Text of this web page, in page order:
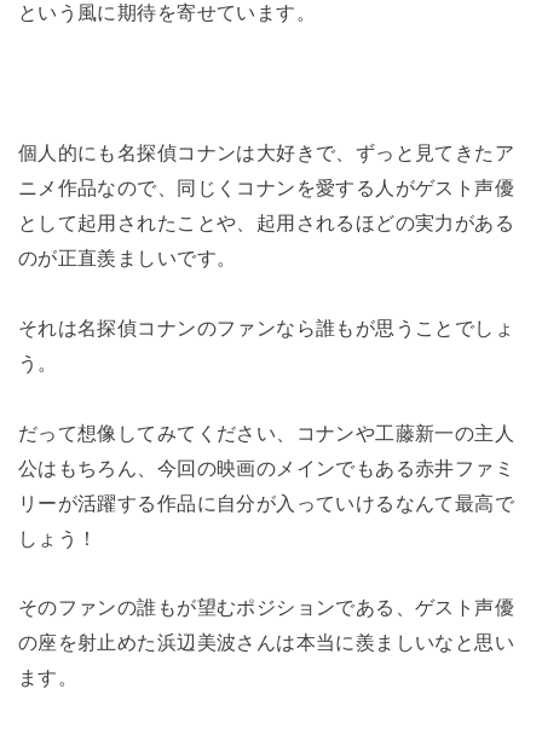
という風に期待を寄せています。
個人的にも名探偵コナンは大好きで、ずっと見てきたア
ニメ作品なので、同じくコナンを愛する人がゲスト声優
として起用されたことや、起用されるほどの実力がある
のが正直羨ましいです。
それは名探偵コナンのファンなら誰もが思うことでしょ
う。
だって想像してみてください、コナンや工藤新一の主人
公はもちろん、今回の映画のメインでもある赤井ファミ
リーが活躍する作品に自分が入っていけるなんて最高で
しょう！
そのファンの誰もが望むポジションである、ゲスト声優
の座を射止めた浜辺美波さんは本当に羨ましいなと思い
ます。